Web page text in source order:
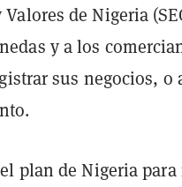
de Nigeria
y a los
sus negocios, o
plan de Nigeria